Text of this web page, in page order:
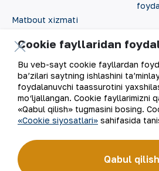
Matbout xizmati
Karyera
Raqamli hukumat
RSS
©2026
Cookie fayllaridan
Bu veb-sayt cookie fayllardan
ba’zilari saytning ishlashini
foydalanuvchi taassurotini
mo‘ljallangan. Cookie fayllarimizni
«Qabul qilish» tugmasini bosing.
«Cookie siyosatlari» sahifasida
Qabul qilish